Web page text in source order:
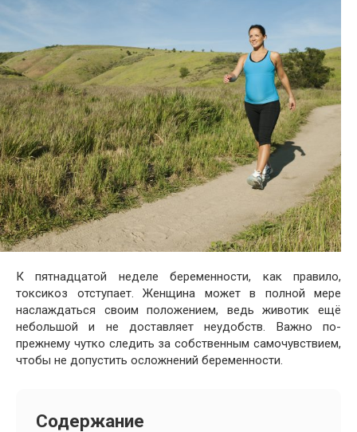
К пятнадцатой неделе беременности, как правило,
токсикоз отступает. Женщина может в полной мере
наслаждаться своим положением, ведь животик ещё
небольшой и не доставляет неудобств. Важно по-
прежнему чутко следить за собственным самочувствием,
чтобы не допустить осложнений беременности.
Содержание